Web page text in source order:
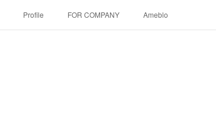
Profile FOR COMPANY Ameblo